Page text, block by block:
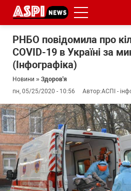
РНБО повідомила про
COVID-19 в Україні за
(Інфографіка)
Новини » Здоров'я
пн, 05/25/2020 - 10:56
Автор:АСПІ -
#ООС
#боротьба
з
корупцією
#ДФС